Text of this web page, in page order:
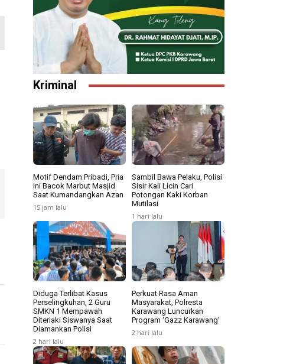
Kriminal
Motif Dendam Pribadi, Pria
ini Bacok Marbut Masjid
Saat Kumandangkan Azan
15 jam lalu
Sambil Bawa Pelaku, Polisi
Sisir Kali Licin Cari
Potongan Kaki Korban
Mutilasi
1 hari lalu
Diduga Terlibat Kasus
Perselingkuhan, 2 Guru
SMKN 1 Mempawah
Diteriaki Siswanya Saat
Diamankan Polisi
2 hari lalu
Perkuat Rasa Aman
Masyarakat, Polresta
Karawang Luncurkan
Program ‘Gazz Karawang’
2 hari lalu